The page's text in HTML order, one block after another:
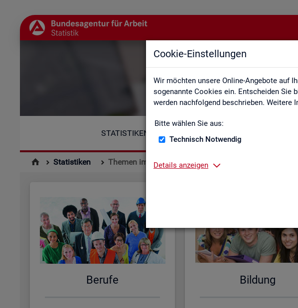
Cookie-Einstellungen
Wir möchten unsere Online-Angebote auf
sogenannte Cookies ein. Entscheiden Sie
werden nachfolgend beschrieben. Weitere
Bitte wählen Sie aus:
Technisch Notwendig
Details anzeigen
STATISTIKEN
Statistiken Themen im Fokus
Be­ru­fe Bil­dung